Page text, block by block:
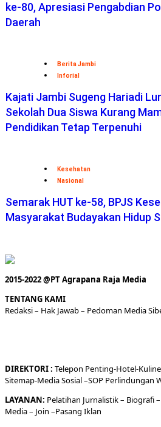
ke-80, Apresiasi Pengabdian
Daerah
Berita Jambi
Inforial
Kajati Jambi Sugeng Hariadi
Sekolah Dua Siswa Kurang
Pendidikan Tetap Terpenuhi
Kesehatan
Nasional
Semarak HUT ke-58, BPJS
Masyarakat Budayakan Hidup
2015-2022 @PT Agrapana Raja Media
TENTANG KAMI
Redaksi– Hak Jawab – Pedoman Media
DIREKTORI: Telepon Penting-Hotel-
Sitemap-Media Sosial –SOP Perlindungan
LAYANAN: Pelatihan Jurnalistik – Biografi–
Media– Join –Pasang Iklan